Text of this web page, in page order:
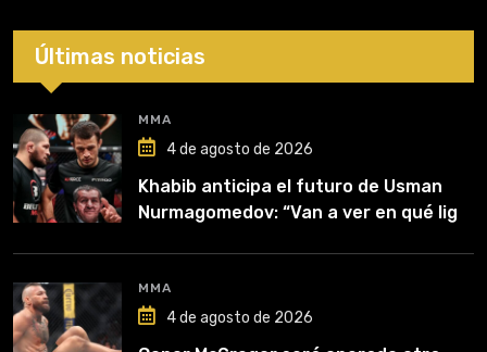
Últimas noticias
MMA
4 de agosto de 2026
Khabib anticipa el futuro de Usman
Nurmagomedov: “Van a ver en qué liga
MMA
4 de agosto de 2026